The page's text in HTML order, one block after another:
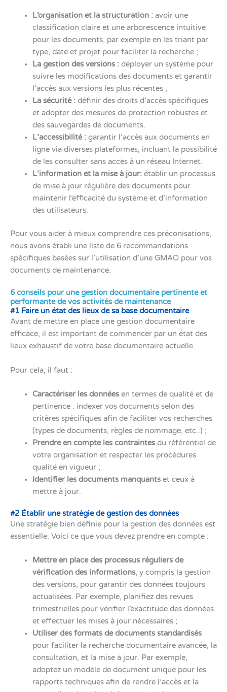
L’organisation et la structuration :avoir une
classification claire et une arborescence intuitive
pour les documents, par exemple en les triant par
type, date et projet pour faciliter la recherche ;
La gestion des versions :déployer un système pour
suivre les modifications des documents et garantir
l’accès aux versions les plus récentes ;
La sécurité :définir des droits d’accès spécifiques
et adopter des mesures de protection robustes et
des sauvegardes de documents.
L’accessibilité :garantir l’accès aux documents en
ligne via diverses plateformes, incluant la possibilité
de les consulter sans accès à un réseau Internet.
L’information et la mise à jour:établir un processus
de mise à jour régulière des documents pour
maintenir l’efficacité du système et d’information
des utilisateurs.
Pour vous aider à mieux comprendre ces préconisations,
nous avons établi une liste de 6 recommandations
spécifiques basées sur l’utilisation d’une GMAO pour vos
documents de maintenance.
6 conseils pour une gestion documentaire pertinente et
performante de vos activités de maintenance
#1 Faire un état des lieux de sa base documentaire
Avant de mettre en place une gestion documentaire
efficace, il est important de commencer par un état des
lieux exhaustif de votre base documentaire actuelle.
Pour cela, il faut :
Caractériser les donnéesen termes de qualité et de
pertinence : indexer vos documents selon des
critères spécifiques afin de faciliter vos recherches
(types de documents, règles de nommage, etc..) ;
Prendre en compte les contraintesdu référentiel de
votre organisation et respecter les procédures
qualité en vigueur ;
Identifier les documents manquantset ceux à
mettre à jour.
#2 Établir une stratégie de gestion des données
Une stratégie bien définie pour la gestion des données est
essentielle. Voici ce que vous devez prendre en compte :
Mettre en place des processus réguliers de
vérification des informations, y compris la gestion
des versions, pour garantir des données toujours
actualisées. Par exemple, planifiez des revues
trimestrielles pour vérifier l’exactitude des données
et effectuer les mises à jour nécessaires ;
Utiliser des formats de documents standardisés
pour faciliter la recherche documentaire avancée, la
consultation, et la mise à jour. Par exemple,
adoptez un modèle de document unique pour les
rapports techniques afin de rendre l’accès et la